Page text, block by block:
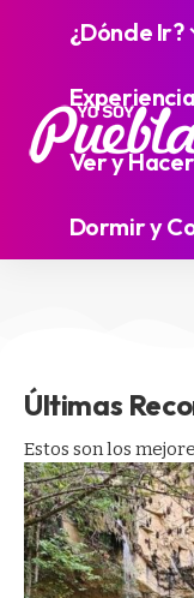
¿Dónde Ir?
Ver y Hacer
Dormir y
Últimas
Estos son los